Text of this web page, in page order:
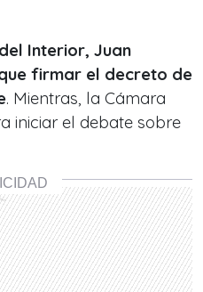
Interior, Juan
firmar el decreto de
. Mientras, la Cámara
iniciar el debate sobre